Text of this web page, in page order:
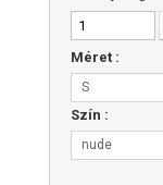
Méret :
S
Szín :
nude